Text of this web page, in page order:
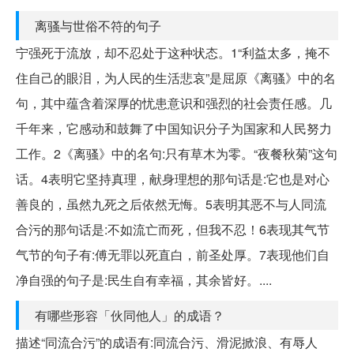
离骚与世俗不符的句子
宁强死于流放，却不忍处于这种状态。1“利益太多，掩不
住自己的眼泪，为人民的生活悲哀”是屈原《离骚》中的名
句，其中蕴含着深厚的忧患意识和强烈的社会责任感。几
千年来，它感动和鼓舞了中国知识分子为国家和人民努力
工作。2《离骚》中的名句:只有草木为零。“夜餐秋菊”这句
话。4表明它坚持真理，献身理想的那句话是:它也是对心
善良的，虽然九死之后依然无悔。5表明其恶不与人同流
合污的那句话是:不如流亡而死，但我不忍！6表现其气节
气节的句子有:傅无罪以死直白，前圣处厚。7表现他们自
净自强的句子是:民生自有幸福，其余皆好。....
有哪些形容「伙同他人」的成语？
描述“同流合污”的成语有:同流合污、滑泥掀浪、有辱人